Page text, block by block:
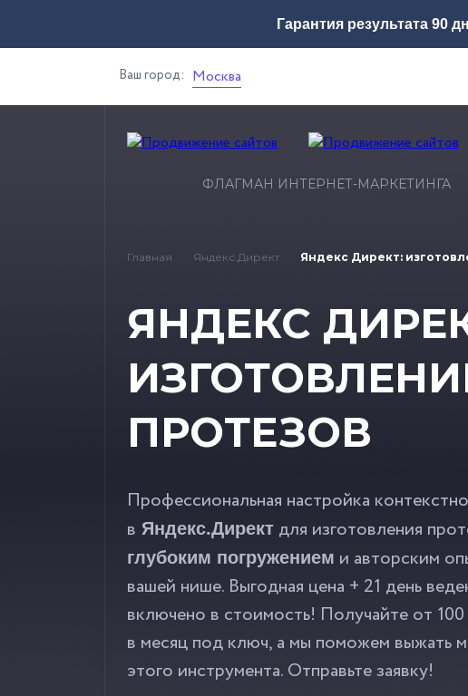
Гарантия результата 90
Ваш город: Москва
ФЛАГМАН ИНТЕРНЕТ-МАРКЕТИНГА
Главная Яндекс.Директ Яндекс Директ:
ЯНДЕКС
ПРОТЕЗОВ
Профессиональная настройка
в Яндекс.Директ для изготовления
глубоким погружением и авторским
вашей нише. Выгодная цена + 21 день
включено в стоимость! Получайте от
в месяц под ключ, а мы поможем выжать
этого инструмента. Отправьте заявку!